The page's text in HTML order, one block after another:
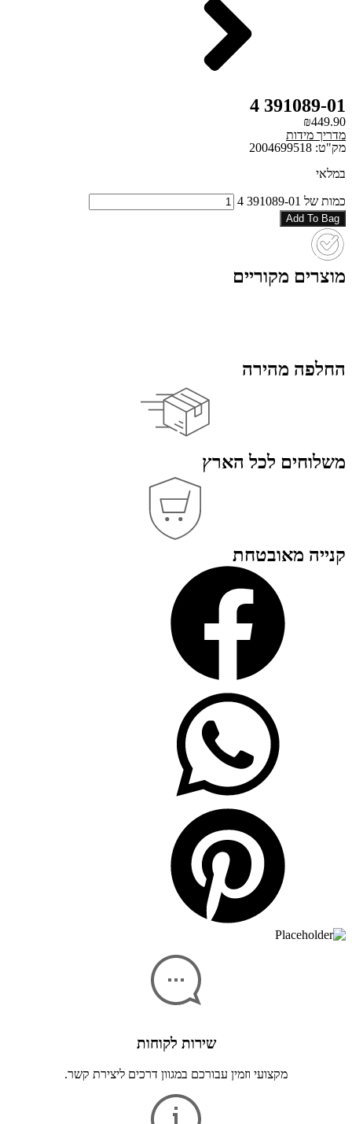
391089-01 4
₪449.90
מדריך מידות
מק"ט: 2004699518
במלאי
כמות של 391089-01 4
Add To Bag
מוצרים מקוריים
החלפה מהירה
משלוחים לכל הארץ
קנייה מאובטחת
שירות לקוחות
מקצועי וזמין עבורכם במגוון דרכים ליצירת קשר.